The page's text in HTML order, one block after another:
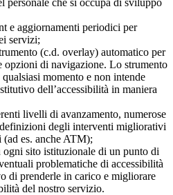
e aggiornamenti periodici per
servizi;
(c.d. overlay) automatico per
opzioni di navigazione. Lo strumento
momento e non intende
dell’accessibilità in maniera
livelli di avanzamento, numerose
degli interventi migliorativi
es. anche ATM);
ogni sito istituzionale di un punto di
problematiche di accessibilità
di prenderle in carico e migliorare
del nostro servizio.